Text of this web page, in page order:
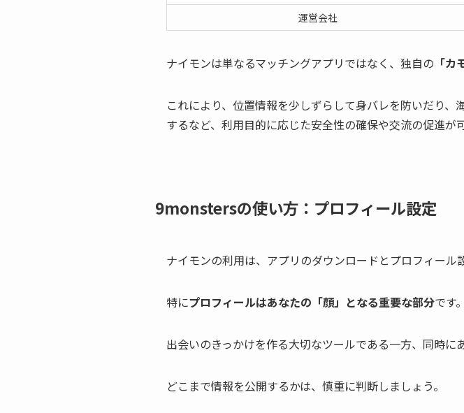
運営会社
ナイモンは単なるマッチングアプリではなく、独自の 「
これにより、位置情報を少しずらして身バレを防いだり
するなど、利用目的に応じた安全性の確保や交流の促進が
9monstersの使い方：プロフィール設定
ナイモンの利用は、アプリのダウンロードとプロフィール
特にプロフィールはあなたの「顔」となる重要な部分です。
出会いのきっかけを作る大切なツールである一方、同時に
どこまで情報を公開するかは、慎重に判断しましょう。